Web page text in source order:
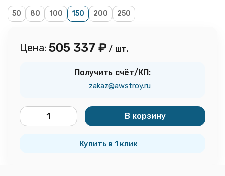
50 80 100 150 200 250
Цена: 505 337 ₽ / шт.
Получить счёт/КП:
zakaz@awstroy.ru
В корзину
Купить в 1 клик